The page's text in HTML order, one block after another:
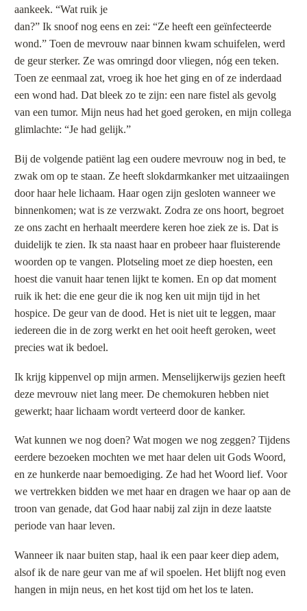
aankeek. “Wat ruik je
dan?” Ik snoof nog eens en zei: “Ze heeft een geïnfecteerde
wond.” Toen de mevrouw naar binnen kwam schuifelen, werd
de geur sterker. Ze was omringd door vliegen, nóg een teken.
Toen ze eenmaal zat, vroeg ik hoe het ging en of ze inderdaad
een wond had. Dat bleek zo te zijn: een nare fistel als gevolg
van een tumor. Mijn neus had het goed geroken, en mijn collega
glimlachte: “Je had gelijk.”
Bij de volgende patiënt lag een oudere mevrouw nog in bed, te
zwak om op te staan. Ze heeft slokdarmkanker met uitzaaiingen
door haar hele lichaam. Haar ogen zijn gesloten wanneer we
binnenkomen; wat is ze verzwakt. Zodra ze ons hoort, begroet
ze ons zacht en herhaalt meerdere keren hoe ziek ze is. Dat is
duidelijk te zien. Ik sta naast haar en probeer haar fluisterende
woorden op te vangen. Plotseling moet ze diep hoesten, een
hoest die vanuit haar tenen lijkt te komen. En op dat moment
ruik ik het: die ene geur die ik nog ken uit mijn tijd in het
hospice. De geur van de dood. Het is niet uit te leggen, maar
iedereen die in de zorg werkt en het ooit heeft geroken, weet
precies wat ik bedoel.
Ik krijg kippenvel op mijn armen. Menselijkerwijs gezien heeft
deze mevrouw niet lang meer. De chemokuren hebben niet
gewerkt; haar lichaam wordt verteerd door de kanker.
Wat kunnen we nog doen? Wat mogen we nog zeggen? Tijdens
eerdere bezoeken mochten we met haar delen uit Gods Woord,
en ze hunkerde naar bemoediging. Ze had het Woord lief. Voor
we vertrekken bidden we met haar en dragen we haar op aan de
troon van genade, dat God haar nabij zal zijn in deze laatste
periode van haar leven.
Wanneer ik naar buiten stap, haal ik een paar keer diep adem,
alsof ik de nare geur van me af wil spoelen. Het blijft nog even
hangen in mijn neus, en het kost tijd om het los te laten.